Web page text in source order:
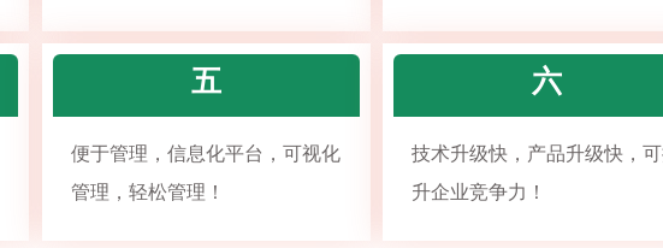
五
便于管理，信息化平台，可视化
管理，轻松管理！
六
技术升级快，产品升级快，
升企业竞争力！